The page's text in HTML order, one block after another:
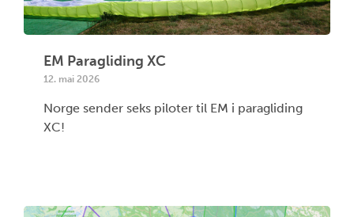
EM Paragliding XC
12. mai 2026
Norge sender seks piloter til EM i paragliding
XC!